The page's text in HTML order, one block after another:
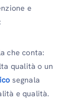
e
che conta:
qualità o un
segnala
e qualità.